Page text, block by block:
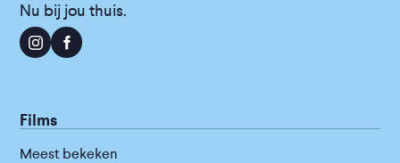
Nu bij jou thuis.
Films
Meest bekeken